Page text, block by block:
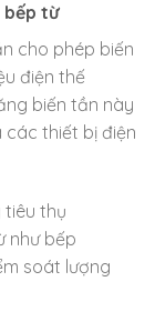
từ
cho phép biến
điện thế
biến tần này
thiết bị điện
tiêu thụ
như bếp
soát lượng